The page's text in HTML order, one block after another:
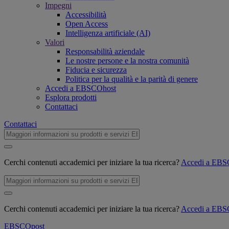
Impegni
Accessibilità
Open Access
Intelligenza artificiale (AI)
Valori
Responsabilità aziendale
Le nostre persone e la nostra comunità
Fiducia e sicurezza
Politica per la qualità e la parità di genere
Accedi a EBSCOhost
Esplora prodotti
Contattaci
Contattaci
Cerchi contenuti accademici per iniziare la tua ricerca? Accedi a
Cerchi contenuti accademici per iniziare la tua ricerca? Accedi a
EBSCOpost